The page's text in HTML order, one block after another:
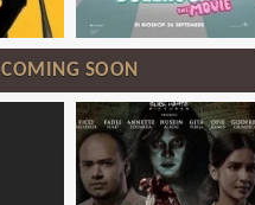
COMING SOON